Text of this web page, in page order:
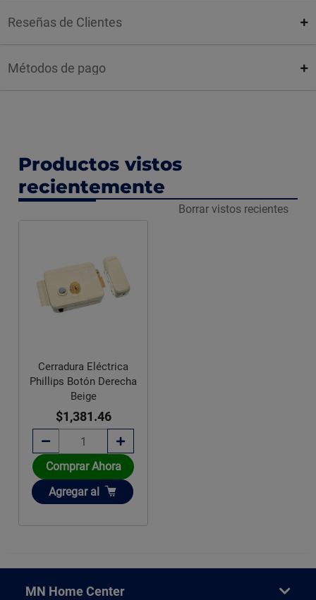
Reseñas de Clientes
Métodos de pago
Productos vistos
recientemente
Borrar vistos recientes
Cerradura Eléctrica
Phillips Botón Derecha
Beige
$1,381.46
Comprar Ahora
Añadir
Agregar al
MN Home Center